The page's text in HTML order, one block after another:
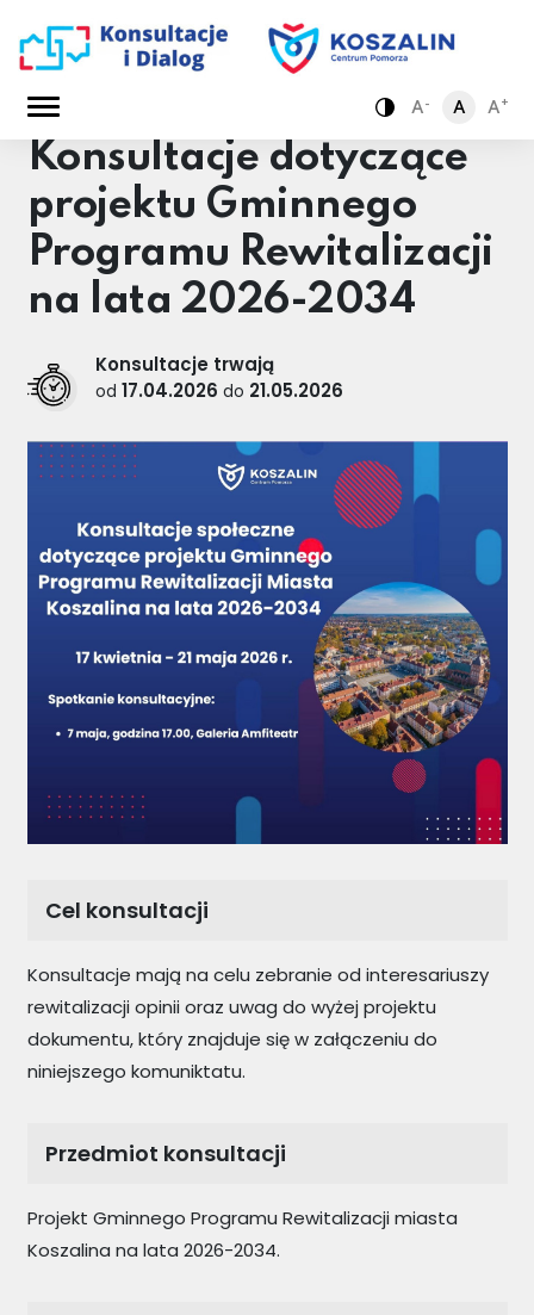
Zamiana
A - A A +
Konsultacje dotyczące
projektu Gminnego
Programu Rewitalizacji
na lata 2026-2034
Konsultacje trwają
od 17.04.2026 do 21.05.2026
Cel konsultacji
Konsultacje mają na celu zebranie od interesariuszy
rewitalizacji opinii oraz uwag do wyżej projektu
dokumentu, który znajduje się w załączeniu do
niniejszego komuniktatu.
Przedmiot konsultacji
Projekt Gminnego Programu Rewitalizacji miasta
Koszalina na lata 2026-2034.